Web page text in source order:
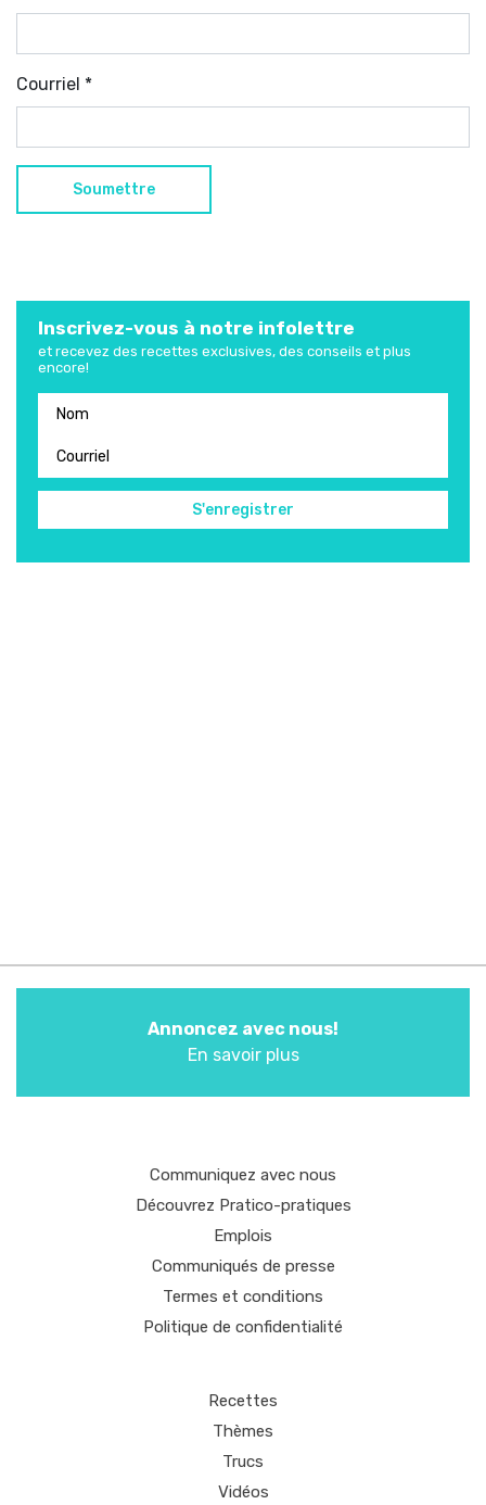
Courriel *
Inscrivez-vous à notre infolettre
et recevez des recettes exclusives, des conseils et plus
encore!
Annoncez avec nous!
En savoir plus
Communiquez avec nous
Découvrez Pratico-pratiques
Emplois
Communiqués de presse
Termes et conditions
Politique de confidentialité
Recettes
Thèmes
Trucs
Vidéos